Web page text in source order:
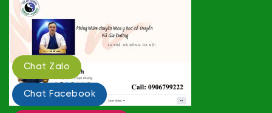
Chat Zalo
Chat Facebook